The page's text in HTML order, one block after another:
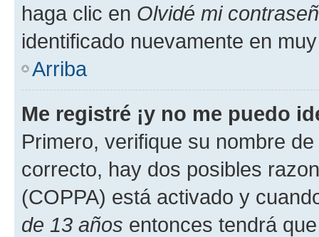
haga clic en Olvidé mi
identificado nuevamente en
Arriba
Me registré ¡y no me puedo
Primero, verifique su nombre
correcto, hay dos posibles
(COPPA) está activado y
de 13 años entonces tendrá